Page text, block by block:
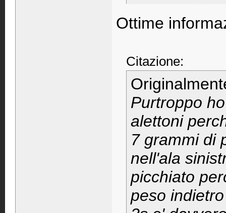
Ottime
Citazione:
Purtroppo
alettoni
7 grammi di
nell'ala
picchiato
peso